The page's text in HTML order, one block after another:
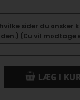
sider du ønsker
(Du vil modtage